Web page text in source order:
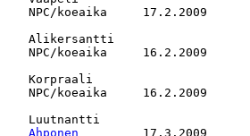
Ahponen